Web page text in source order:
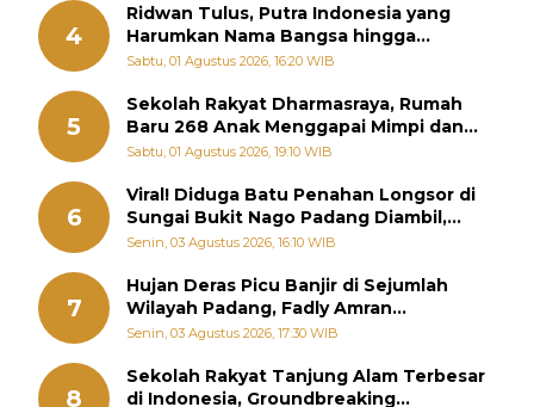
4
Ridwan Tulus, Putra Indonesia yang
Harumkan Nama Bangsa hingga
Diabadikan dalam Buku Jepang
Sabtu, 01 Agustus 2026, 16:20 WIB
5
Sekolah Rakyat Dharmasraya, Rumah
Baru 268 Anak Menggapai Mimpi dan
Memutus Rantai Kemiskinan
Sabtu, 01 Agustus 2026, 19:10 WIB
6
Viral! Diduga Batu Penahan Longsor di
Sungai Bukit Nago Padang Diambil,
Warga Khawatir Bencana Terulang
Senin, 03 Agustus 2026, 16:10 WIB
7
Hujan Deras Picu Banjir di Sejumlah
Wilayah Padang, Fadly Amran
Perintahkan OPD Siaga
Senin, 03 Agustus 2026, 17:30 WIB
8
Sekolah Rakyat Tanjung Alam Terbesar
di Indonesia, Groundbreaking